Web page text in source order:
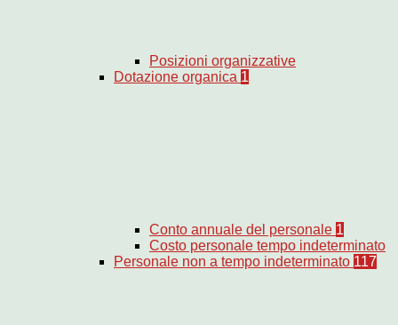
Posizioni organizzative
Dotazione organica 1
Conto annuale del personale 1
Costo personale tempo indeterminato
Personale non a tempo indeterminato 117